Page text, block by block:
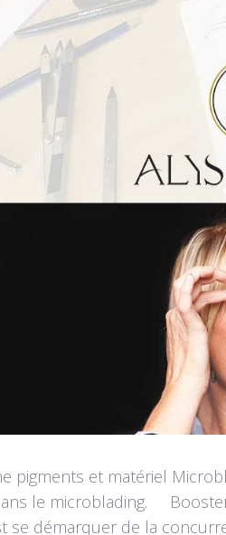
pigments et matériel
le microblading.
se démarquer de la